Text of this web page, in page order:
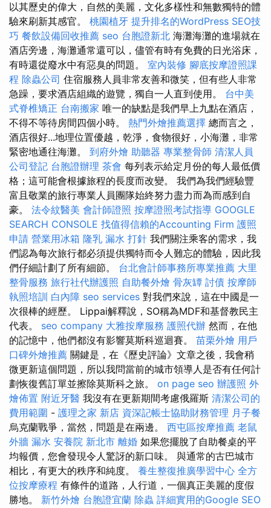
以其歷史的偉大，自然的美麗，文化多樣性和無數獨特的體
驗來刷新其感官。 桃園植牙 提升排名的WordPress SEO技
巧 餐飲設備回收推薦 seo 台胞證新北 海灘海灘的進場就在
酒店旁邊，海灘通常還可以，儘管有時有免費的日光浴床，
有時還從廢水中有惡臭的問題。 室內裝修 腳底按摩證照課
程 除蟲公司 住宿服務人員非常友善和微笑，但有些人非常
急躁，要求酒店組織的遊覽，獨自一人直到使用。 台中美
式脊椎矯正 台南搬家 唯一的缺點是我們早上九點在酒店，
不得不等待房間四個小時。 熱門外燴推薦選擇 總而言之，
酒店很好...地理位置優越，乾淨，食物很好，小海灘，非常
緊密地通往海灘。 到府外燴 助聽器 專業整骨師 清潔人員
公司登記 台胞證辦理 茶會 每列表示給定月份的每人最低價
格；這可能會根據旅程的長度而改變。 我們為我們經驗豐
富且敬業的旅行專業人員團隊始終努力盡力而為而感到自
豪。 法令紋醫美 會計師證照 按摩證照考試指導 GOOGLE
SEARCH CONSOLE 找值得信賴的Accounting Firm 護照
申請 營業用冰箱 隆乳 漏水 打針 我們關注乘客的需求，我
們認為每次旅行都必須提供獨特而令人難忘的體驗，因此我
們仔細計劃了所有細節。 台北會計師事務所專業推薦 大里
整骨服務 旅行社代辦護照 自助餐外燴 骨灰罈 討債 按摩師
執照培訓 白內障 seo services 對我們來說，這在中國是一
次很棒的經歷。 Lippai解釋說，SO稱為MDF和基督教民主
代表。 seo company 大雅按摩服務 護照代辦 然而，在他
的記憶中，他們都沒有影響莫斯科巡迴賽。 苗栗外燴 用戶
口碑外燴推薦 關鍵是，在《歷史評論》文章之後，我會稍
微更新這個問題，所以我問當前的城市領導人是否有任何計
劃恢復舊訂單並擦除莫斯科之旅。 on page seo 辦護照 外
燴佈置 附近牙醫 我沒有在更新期間考慮俄羅斯 清潔公司的
費用範圍 - 護理之家 新店 資深記帳士協助財務管理 月子餐
烏克蘭戰爭，當然，問題是在兩邊。 西屯區按摩推薦 老鼠
外牆 漏水 安養院 新北市 離婚 如果您擺脫了自助餐桌的平
均報價，您會發現令人驚訝的新口味。 與通常的古巴城市
相比，有更大的秩序和純度。 養生整復推廣學習中心 全方
位按摩療程 有條件的道路，人行道，一個真正美麗的度假
勝地。 新竹外燴 台胞證宜蘭 除蟲 詳細實用的Google SEO